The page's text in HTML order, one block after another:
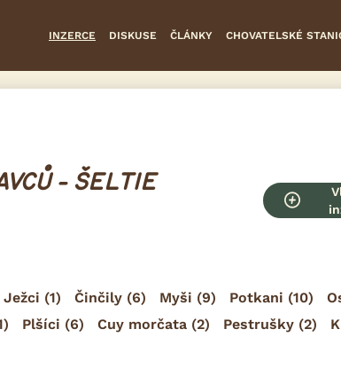
INZERCE DISKUSE ČLÁNKY CHOVATELSKÉ
- ŠELTIE
Ježci (1) Činčily (6) Myši (9) Potkani (10)
Plšíci (6) Cuy morčata (2) Pestrušky (2)